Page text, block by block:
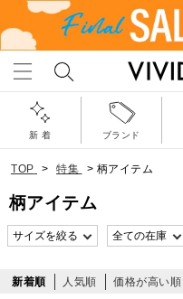
新 着 ブランド
TOP > 特集 > 柄アイテム
柄アイテム
新着順 人気順 価格が高い順